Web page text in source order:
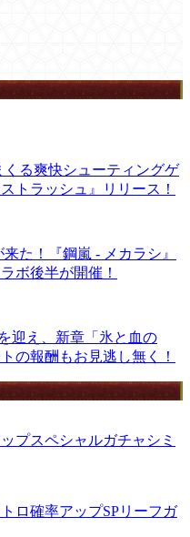
くる爽快シューティングゲ
トラッシュ』リリース！
た！『鋼嵐 - メカラシ』
ボ後半が開催！
迎え、新章「氷と血の
の報酬もお見逃し無く！
プスペシャルガチャシミ
ロ確率アップSPリーフガ